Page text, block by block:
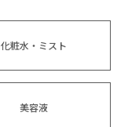
化粧水・ミスト
美容液